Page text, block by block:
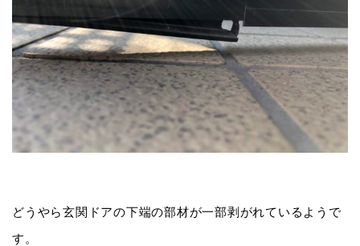
どうやら玄関ドアの下端の部材が一部剥がれているようで
す。